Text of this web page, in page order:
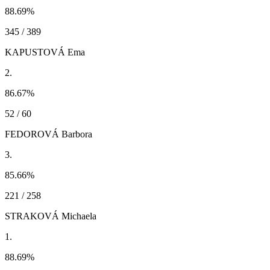
88.69%
345 / 389
KAPUSTOVÁ Ema
2.
86.67%
52 / 60
FEDOROVÁ Barbora
3.
85.66%
221 / 258
STRAKOVÁ Michaela
1.
88.69%